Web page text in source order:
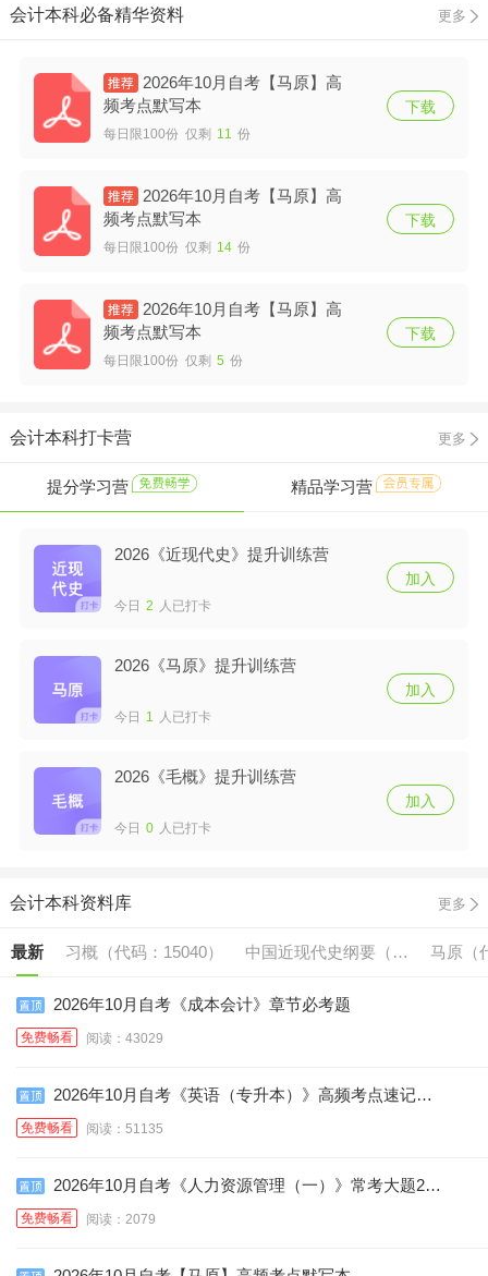
会计本科必备精华资料 更多
2026年10月自考【马原】高
频考点默写本
每日限100份 仅剩 11 份
下载
2026年10月自考【马原】高
频考点默写本
每日限100份 仅剩 14 份
下载
2026年10月自考【马原】高
频考点默写本
每日限100份 仅剩 5 份
下载
会计本科打卡营 更多
提分学习营 精品学习营
2026《近现代史》提升训练营
今日 2 人已打卡
加入
2026《马原》提升训练营
今日 1 人已打卡
加入
2026《毛概》提升训练营
今日 0 人已打卡
加入
会计本科资料库 更多
最新 习概（代码：15040） 中国近现代史纲要（代
码:15043）
马原（
2026年10月自考《成本会计》章节必考题
免费畅看 阅读：43029
2026年10月自考《英语（专升本）》高频考点速记口
诀
免费畅看 阅读：51135
2026年10月自考《人力资源管理（一）》常考大题25
道
免费畅看 阅读：2079